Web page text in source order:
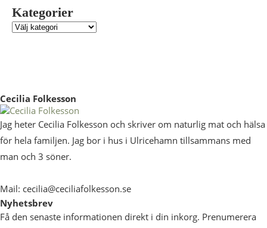
Kategorier
Cecilia Folkesson
Jag heter Cecilia Folkesson och skriver om naturlig mat och hälsa
för hela familjen. Jag bor i hus i Ulricehamn tillsammans med
man och 3 söner.
Mail: cecilia@ceciliafolkesson.se
Nyhetsbrev
Få den senaste informationen direkt i din inkorg. Prenumerera